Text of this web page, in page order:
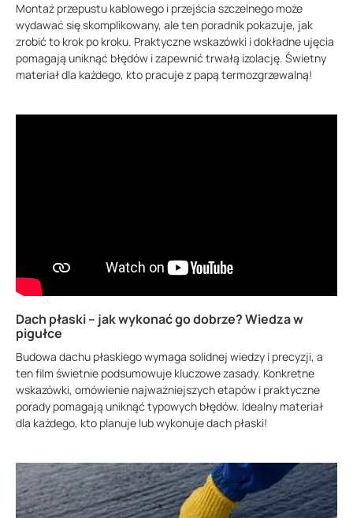
Montaż przepustu kablowego i przejścia szczelnego może
wydawać się skomplikowany, ale ten poradnik pokazuje, jak
zrobić to krok po kroku. Praktyczne wskazówki i dokładne ujęcia
pomagają uniknąć błędów i zapewnić trwałą izolację. Świetny
materiał dla każdego, kto pracuje z papą termozgrzewalną!
Dach płaski – jak wykonać go dobrze? Wiedza w
pigułce
Budowa dachu płaskiego wymaga solidnej wiedzy i precyzji, a
ten film świetnie podsumowuje kluczowe zasady. Konkretne
wskazówki, omówienie najważniejszych etapów i praktyczne
porady pomagają uniknąć typowych błędów. Idealny materiał
dla każdego, kto planuje lub wykonuje dach płaski!